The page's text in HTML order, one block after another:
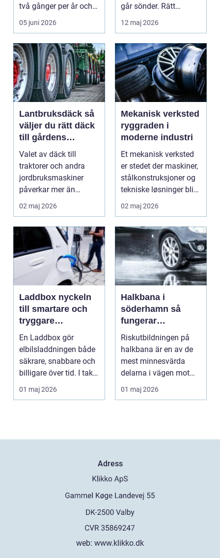
två gånger per år och
mest känns som e...
05 juni 2026
går sönder. Rätt
verkstad blir en ...
12 maj 2026
Lantbruksdäck så
väljer du rätt däck
till gårdens
maskiner
Valet av däck till
traktorer och andra
jordbruksmaskiner
påverkar mer än
många tror. Rätt däck
02 maj 2026
Mekanisk verksted
ryggraden i
moderne industri
Et mekanisk verksted
er stedet der maskiner,
stålkonstruksjoner og
tekniske løsninger blir
holdt i g...
02 maj 2026
Laddbox nyckeln
till smartare och
tryggare
elbilsladdning
hemma
En Laddbox gör
elbilsladdningen både
säkrare, snabbare och
billigare över tid. I takt
med att fler s...
01 maj 2026
Halkbana i
söderhamn så
fungerar
riskutbildningen
och därför spelar
den roll
Riskutbildningen på
halkbana är en av de
mest minnesvärda
delarna i vägen mot
körkort. Många
01 maj 2026
Adress
web: www.klikko.dk